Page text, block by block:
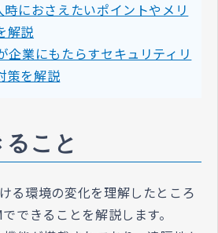
時におさえたいポイントやメリ
解説
企業にもたらすセキュリティリ
策を解説
こと
る環境の変化を理解したところ
できることを解説します。